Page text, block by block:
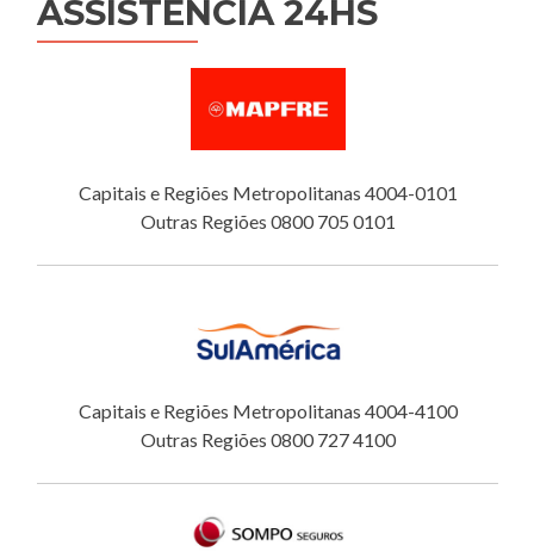
ASSISTÊNCIA 24HS
Capitais e Regiões Metropolitanas 4004-0101
Outras Regiões 0800 705 0101
Capitais e Regiões Metropolitanas 4004-4100
Outras Regiões 0800 727 4100